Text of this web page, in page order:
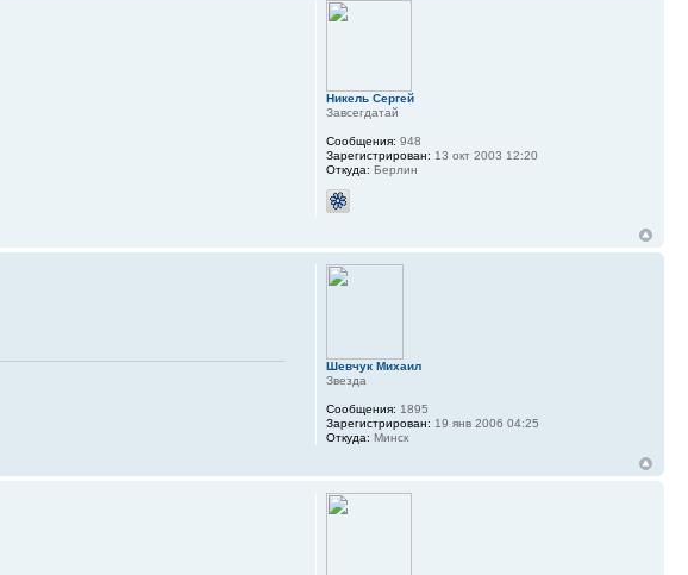
Никель Сергей
Завсегдатай
Сообщения: 948
Зарегистрирован: 13 окт 2003 12:20
Откуда: Берлин
Шевчук Михаил
Звезда
Сообщения: 1895
Зарегистрирован: 19 янв 2006 04:25
Откуда: Минск